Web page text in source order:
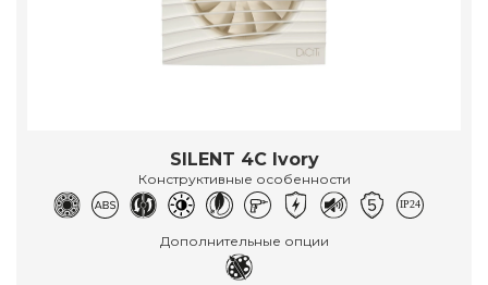
SILENT 4C Ivory
Конструктивные особенности
Дополнительные опции